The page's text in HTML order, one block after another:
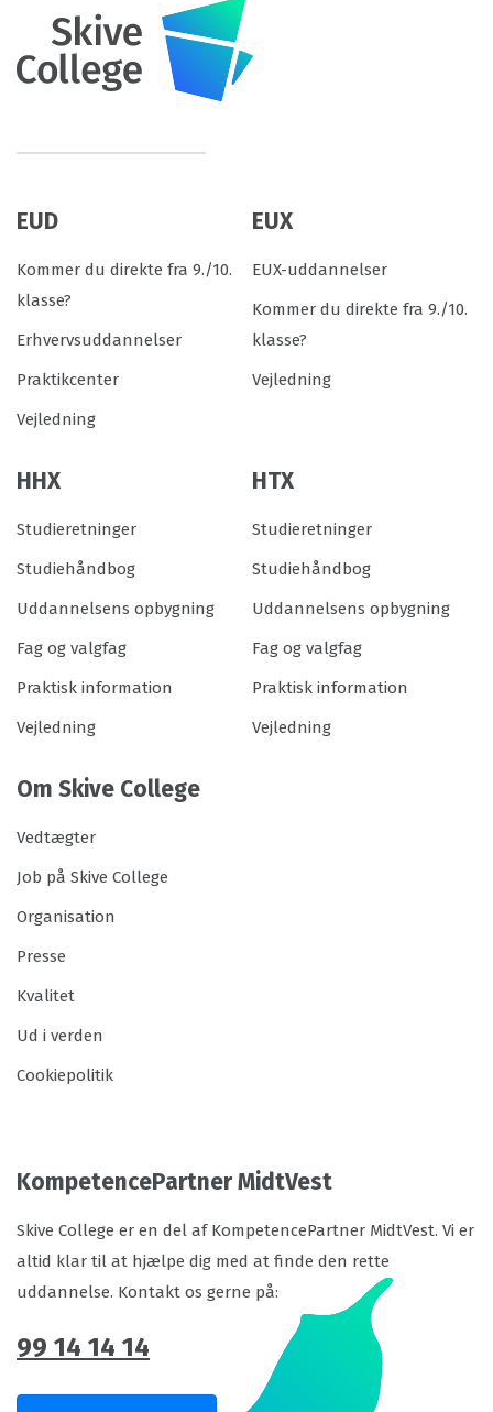
EUD
Kommer du direkte fra 9./10.
klasse?
Erhvervsuddannelser
Praktikcenter
Vejledning
EUX
EUX-uddannelser
Kommer du direkte fra 9./10.
klasse?
Vejledning
HHX
Studieretninger
Studiehåndbog
Uddannelsens opbygning
Fag og valgfag
Praktisk information
Vejledning
HTX
Studieretninger
Studiehåndbog
Uddannelsens opbygning
Fag og valgfag
Praktisk information
Vejledning
Om Skive College
Vedtægter
Job på Skive College
Organisation
Presse
Kvalitet
Ud i verden
Cookiepolitik
KompetencePartner MidtVest
Skive College er en del af KompetencePartner MidtVest. Vi er
altid klar til at hjælpe dig med at finde den rette
uddannelse. Kontakt os gerne på:
99 14 14 14